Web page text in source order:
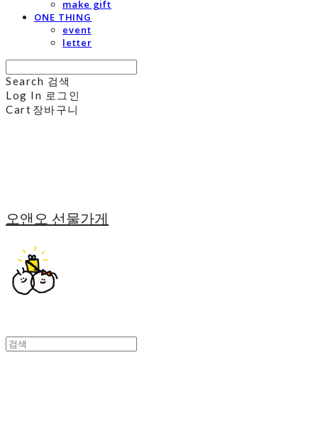
make gift
ONE THING
event
letter
Search 검색
Log In 로그인
Cart 장바구니
오앤오 선물가게